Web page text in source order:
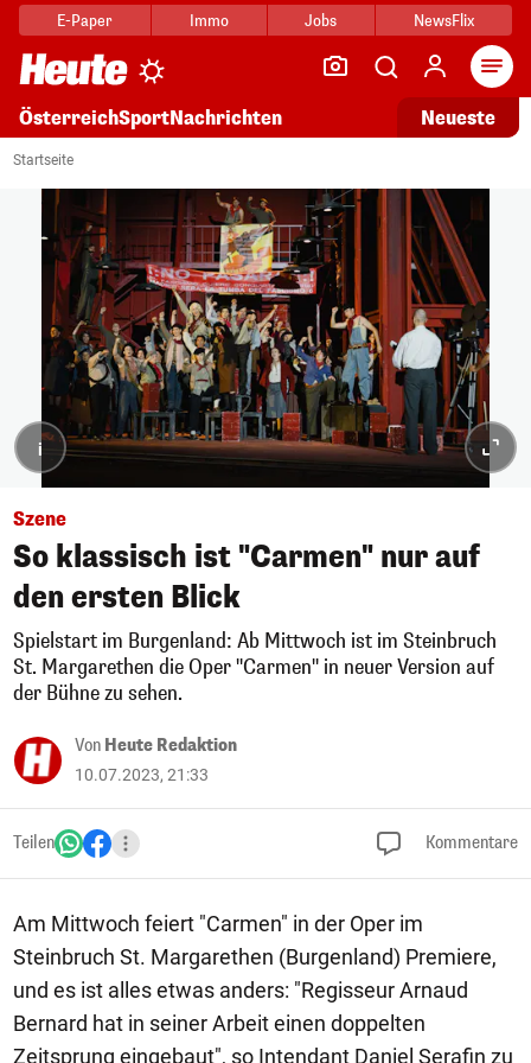
E-Paper Immo Jobs NewsFlix
ÖsterreichSportNachrichten Neueste
Startseite
i
Szene
So klassisch ist "Carmen" nur auf
den ersten Blick
Spielstart im Burgenland: Ab Mittwoch ist im Steinbruch
St. Margarethen die Oper "Carmen" in neuer Version auf
der Bühne zu sehen.
Von Heute Redaktion
10.07.2023, 21:33
Teilen Kommentare
Am Mittwoch feiert "Carmen" in der Oper im
Steinbruch St. Margarethen (Burgenland) Premiere,
und es ist alles etwas anders: "Regisseur Arnaud
Bernard hat in seiner Arbeit einen doppelten
Zeitsprung eingebaut", so Intendant Daniel Serafin zu